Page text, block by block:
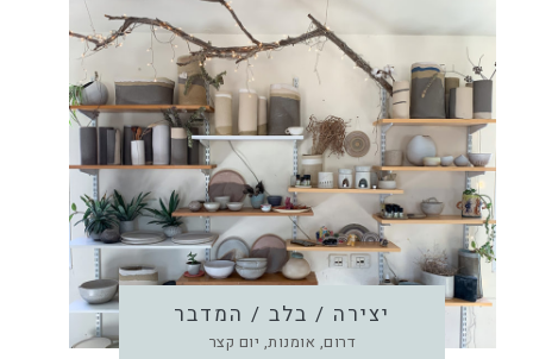
יצירה / בלב / המדבר
דרום, אומנות, יום קצר